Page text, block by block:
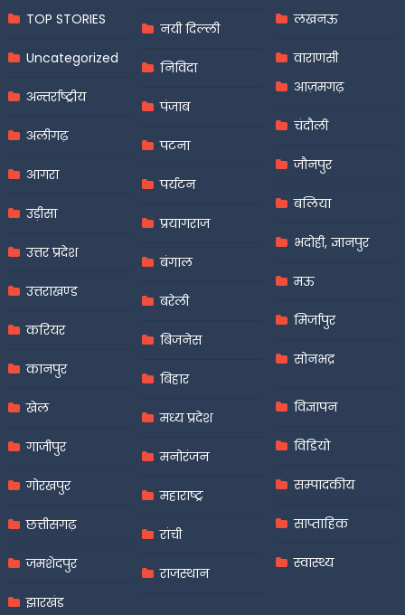
TOP STORIES
Uncategorized
अन्तर्राष्ट्रीय
अलीगढ़
आगरा
उड़ीसा
उत्तर प्रदेश
उत्तराखण्ड
करियर
कानपुर
खेल
गाजीपुर
गोरखपुर
छत्तीसगढ़
जमशेदपुर
झारखंड
नयी दिल्ली
निविदा
पंजाब
पटना
पर्यटन
प्रयागराज
बंगाल
बरेली
बिजनेस
बिहार
मध्य प्रदेश
मनोरंजन
महाराष्ट्र
रांची
राजस्थान
लखनऊ
वाराणसी
आज़मगढ़
चंदौली
जौनपुर
बलिया
भदोही, ज्ञानपुर
मऊ
मिर्जापुर
सोनभद्र
विज्ञापन
विडियो
सम्पादकीय
साप्ताहिक
स्वास्थ्य